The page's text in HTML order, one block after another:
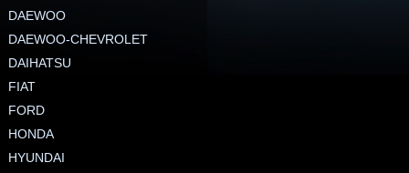
DAEWOO
DAEWOO-CHEVROLET
DAIHATSU
FIAT
FORD
HONDA
HYUNDAI